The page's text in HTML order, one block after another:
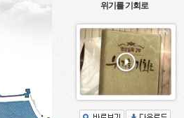
위기를 기회로